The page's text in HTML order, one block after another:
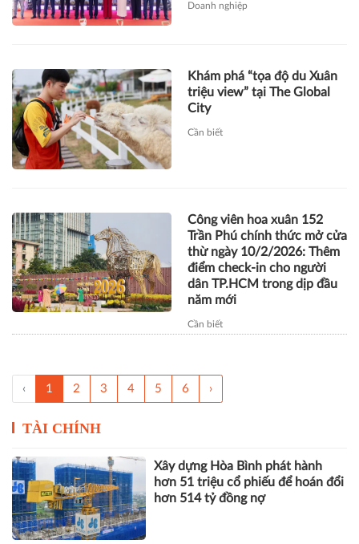
Doanh nghiệp
Khám phá “tọa độ du Xuân
triệu view” tại The Global
City
Cần biết
Công viên hoa xuân 152
Trần Phú chính thức mở cửa
thừ ngày 10/2/2026: Thêm
điểm check-in cho người
dân TP.HCM trong dịp đầu
năm mới
Cần biết
‹ 1 2 3 4 5 6 ›
TÀI CHÍNH
Xây dựng Hòa Bình phát hành
hơn 51 triệu cổ phiếu để hoán đổi
hơn 514 tỷ đồng nợ